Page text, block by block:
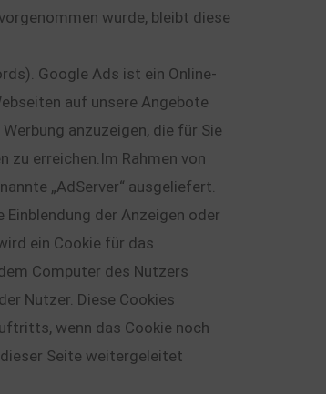
wurde, bleibt diese
Google Ads ist ein Online-
auf unsere Angebote
anzuzeigen, die für Sie
zu erreichen.Im Rahmen von
„AdServer“ ausgeliefert.
der Anzeigen oder
ein Cookie für das
Computer des Nutzers
Nutzer. Diese Cookies
wenn das Cookie noch
Seite weitergeleitet